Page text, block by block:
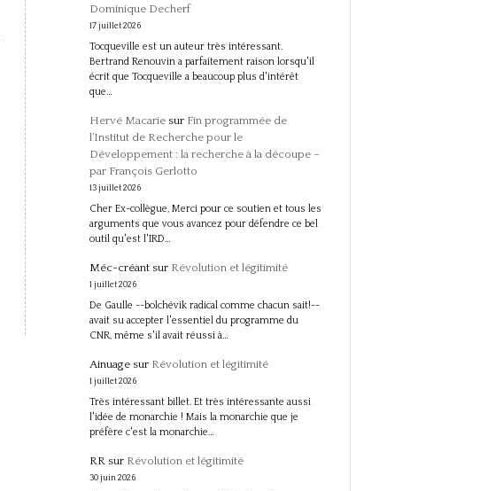
Dominique Decherf
17 juillet 2026
Tocqueville est un auteur très intéressant.
Bertrand Renouvin a parfaitement raison lorsqu'il
écrit que Tocqueville a beaucoup plus d'intérêt
que…
Hervé Macariesur Fin programmée de
l’Institut de Recherche pour le
Développement : la recherche à la découpe –
par François Gerlotto
13 juillet 2026
Cher Ex-collègue, Merci pour ce soutien et tous les
arguments que vous avancez pour défendre ce bel
outil qu'est l'IRD…
Méc-créantsur Révolution et légitimité
1 juillet 2026
De Gaulle --bolchévik radical comme chacun sait!--
avait su accepter l'essentiel du programme du
CNR, même s'il avait réussi à…
Ainuagesur Révolution et légitimité
1 juillet 2026
Très intéressant billet. Et très intéressante aussi
l'idée de monarchie ! Mais la monarchie que je
préfère c'est la monarchie…
RRsur Révolution et légitimité
30 juin 2026